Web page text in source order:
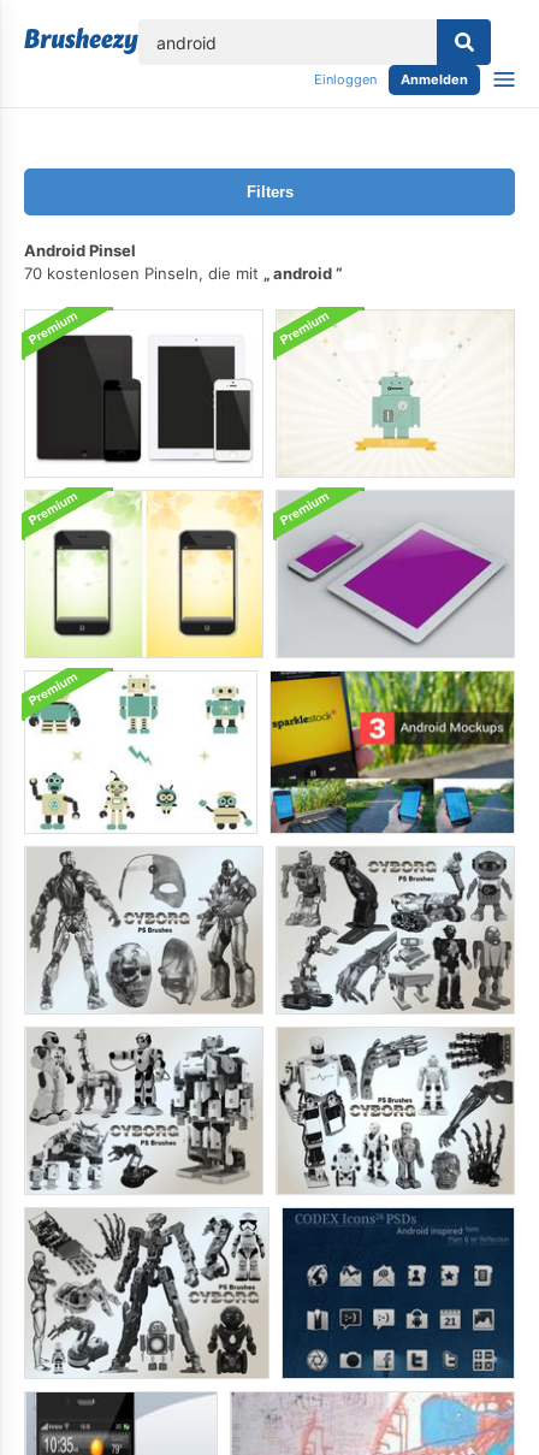
Einloggen Anmelden
Filters
Android Pinsel
70 kostenlosen Pinseln, die mit
android